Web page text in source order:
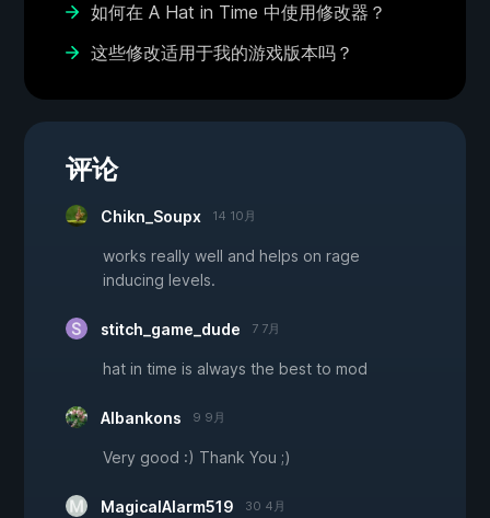
如何在 A Hat in Time 中使用修改器？
这些修改适用于我的游戏版本吗？
评论
Chikn_Soupx 14 10月
works really well and helps on rage
inducing levels.
stitch_game_dude 7 7月
hat in time is always the best to mod
Albankons 9 9月
Very good :) Thank You ;)
MagicalAlarm519 30 4月